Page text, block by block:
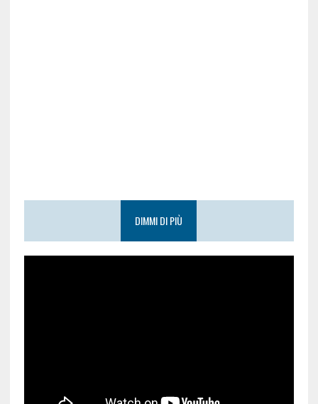
DIMMI DI PIÙ